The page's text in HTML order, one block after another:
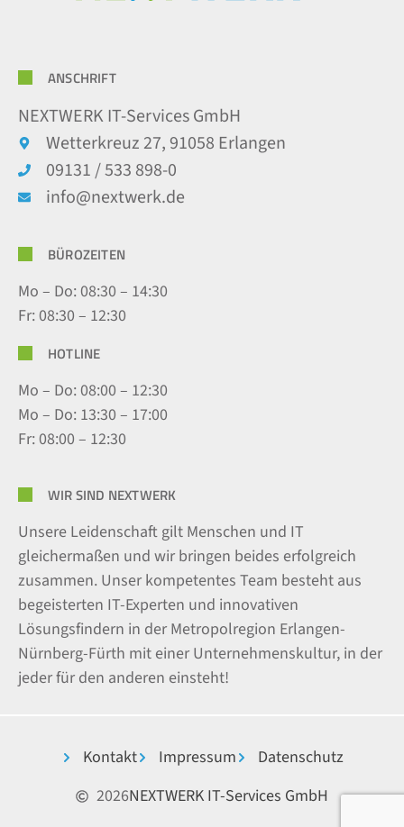
ANSCHRIFT
NEXTWERK IT-Services GmbH
Wetterkreuz 27, 91058 Erlangen
09131 / 533 898-0
info@nextwerk.de
BÜROZEITEN
Mo – Do: 08:30 – 14:30
Fr: 08:30 – 12:30
HOTLINE
Mo – Do: 08:00 – 12:30
Mo – Do: 13:30 – 17:00
Fr: 08:00 – 12:30
WIR SIND NEXTWERK
Unsere Leidenschaft gilt Menschen und IT
gleichermaßen und wir bringen beides erfolgreich
zusammen. Unser kompetentes Team besteht aus
begeisterten IT-Experten und innovativen
Lösungsfindern in der Metropolregion Erlangen-
Nürnberg-Fürth mit einer Unternehmenskultur, in der
jeder für den anderen einsteht!
Kontakt Impressum
Datenschutz
2026NEXTWERK IT-Services GmbH